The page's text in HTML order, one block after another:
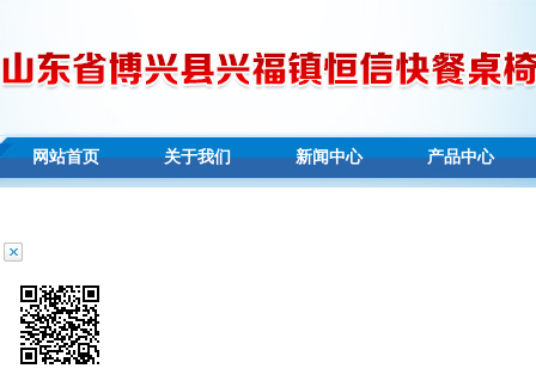
网站首页 关于我们 新闻中心 产品中心